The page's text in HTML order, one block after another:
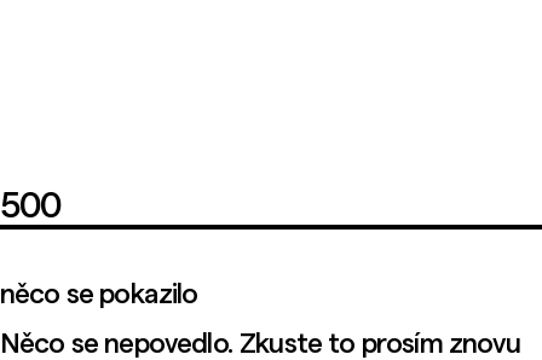
500
něco se pokazilo
Něco se nepovedlo. Zkuste to prosím znovu